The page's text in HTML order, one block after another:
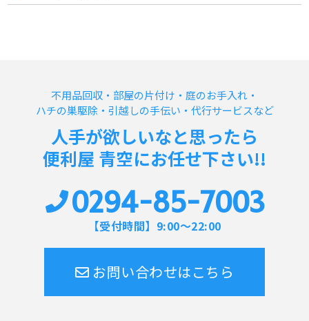
不用品回収・部屋の片付け・庭のお手入れ・
ハチの巣駆除・引越しの手伝い・代行サービスなど
人手が欲しいなと思ったら
便利屋 青空にお任せ下さい!!
0294-85-7003
【受付時間】9:00～22:00
お問い合わせはこちら